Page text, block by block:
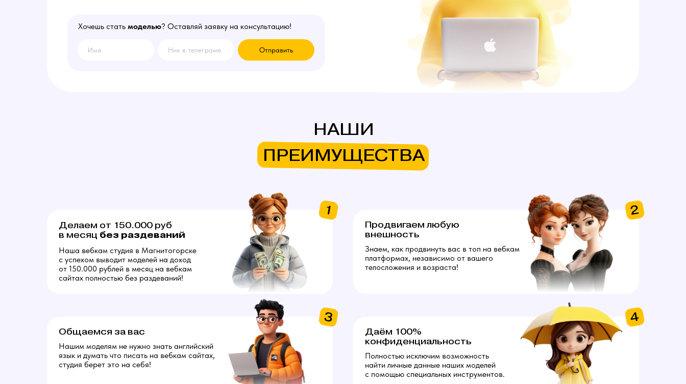
Хочешь стать моделью? Оставляй заявку на консультацию!
Отправить
НАШИ
ПРЕИМУЩЕСТВА
Делаем от 150.000 руб
в месяц без раздеваний
Наша вебкам студия в Магнитогорске
с успехом выводит моделей на доход
от 150.000 рублей в месяц на вебкам
сайтах полностью без раздеваний!
1
Продвигаем любую
внешность
Знаем, как продвинуть вас в топ на вебкам
платформах, независимо от вашего
телосложения и возраста!
2
Общаемся за вас
Нашим моделям не нужно знать английский
язык и думать что писать на вебкам сайтах,
студия берет это на себя!
3
Даём 100%
конфиденциальность
Полностью исключим возможность
найти личные данные наших моделей
с помощью специальных инструментов.
4